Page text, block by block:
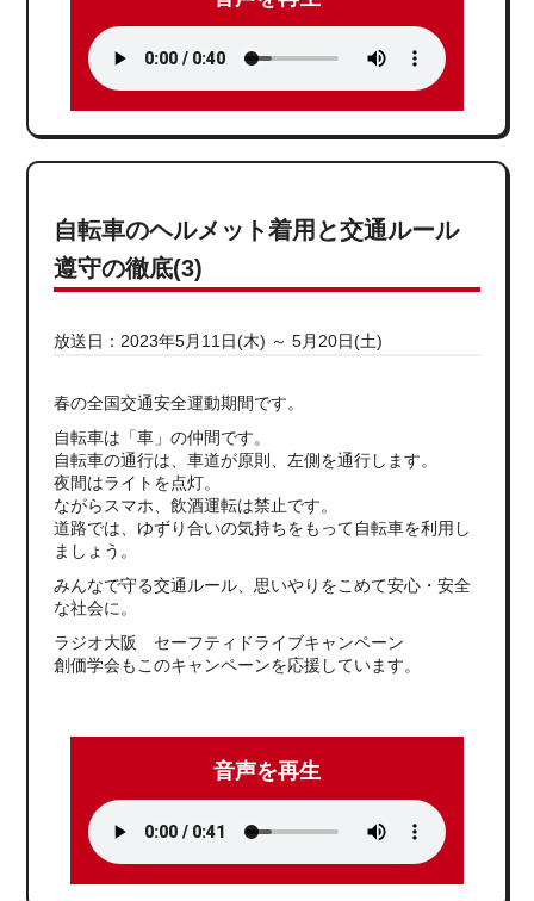
自転車のヘルメット着用と交通ルール
遵守の徹底(3)
放送日：2023年5月11日(木) ～ 5月20日(土)
春の全国交通安全運動期間です。
自転車は「車」の仲間です。
自転車の通行は、車道が原則、左側を通行します。
夜間はライトを点灯。
ながらスマホ、飲酒運転は禁止です。
道路では、ゆずり合いの気持ちをもって自転車を利用し
ましょう。
みんなで守る交通ルール、思いやりをこめて安心・安全
な社会に。
ラジオ大阪 セーフティドライブキャンペーン
創価学会もこのキャンペーンを応援しています。
音声を再生